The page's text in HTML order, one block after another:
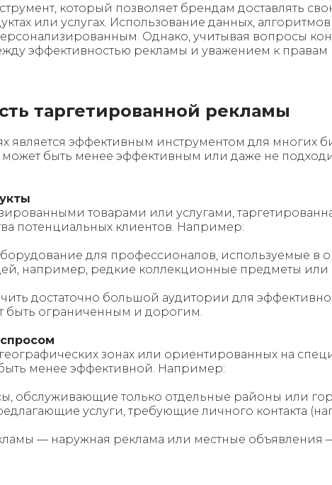
который позволяет брендам доставлять
или услугах. Использование данных,
Однако, учитывая вопросы
эффективностью рекламы и уважением к правам
таргетированной рекламы
является эффективным инструментом для многих
может быть менее эффективным или даже не
товарами или услугами,
потенциальных клиентов. Например:
для профессионалов, используемые в
например, редкие коллекционные предметы
достаточно большой аудитории для
быть ограниченным и дорогим.
зонах или ориентированных на
менее эффективной. Например:
обслуживающие только отдельные районы или
услуги, требующие личного контакта
— наружная реклама или местные объявления